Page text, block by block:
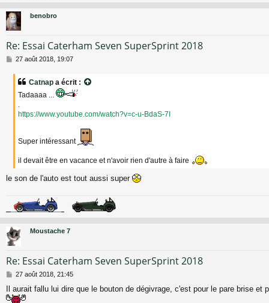
benobro
Re: Essai Caterham Seven SuperSprint 2018
M
27 août 2018, 19:07
Catnap a écrit :
Tadaaaa ...
https://www.youtube.com/watch?v=c-u-BdaS-7I
Super intéressant
il devait être en vacance et n'avoir rien d'autre à faire
le son de l'auto est tout aussi super
Moustache 7
Re: Essai Caterham Seven SuperSprint 2018
M
s
s
27 août 2018, 21:45
Il aurait fallu lui dire que le bouton de dégivrage, c'est pour le pare brise et